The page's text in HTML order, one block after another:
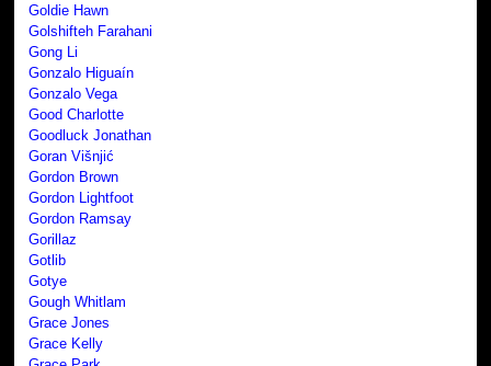
Goldie Hawn
Golshifteh Farahani
Gong Li
Gonzalo Higuaín
Gonzalo Vega
Good Charlotte
Goodluck Jonathan
Goran Višnjić
Gordon Brown
Gordon Lightfoot
Gordon Ramsay
Gorillaz
Gotlib
Gotye
Gough Whitlam
Grace Jones
Grace Kelly